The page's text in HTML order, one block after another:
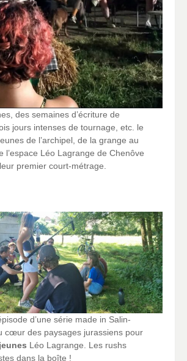
des semaines d’écriture de
jours intenses de tournage, etc. le
de l’archipel, de la grange au
l’espace Léo Lagrange de Chenôve
premier court-métrage.
d’une série made in Salin-
cœur des paysages jurassiens pour
Léo Lagrange. Les rushs
dans la boîte !